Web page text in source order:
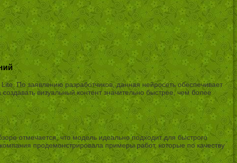
По заявлению разработчиков, данная нейросеть обеспечивает
визуальный контент значительно быстрее, чем более
отмечается, что модель идеально подходит для быстрого
продемонстрировала примеры работ, которые по качеству